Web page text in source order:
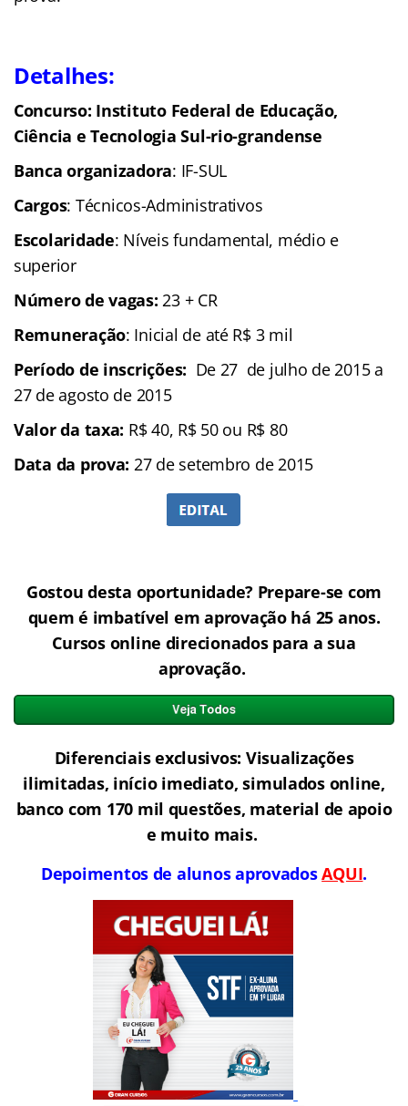
Detalhes:
Concurso: Instituto Federal de Educação,
Ciência e Tecnologia Sul-rio-grandense
Banca organizadora: IF-SUL
Cargos: Técnicos-Administrativos
Escolaridade: Níveis fundamental, médio e
superior
Número de vagas: 23 + CR
Remuneração: Inicial de até R$ 3 mil
Período de inscrições: De 27 de julho de 2015 a
27 de agosto de 2015
Valor da taxa: R$ 40, R$ 50 ou R$ 80
Data da prova: 27 de setembro de 2015
Gostou desta oportunidade? Prepare-se com
quem é imbatível em aprovação há 25 anos.
Cursos online direcionados para a sua
aprovação.
Diferenciais exclusivos: Visualizações
ilimitadas, início imediato, simulados online,
banco com 170 mil questões, material de apoio
e muito mais.
Depoimentos de alunos aprovadosAQUI.